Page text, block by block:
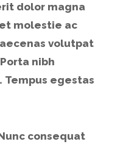
dolor magna
molestie ac
volutpat
nibh
egestas
consequat